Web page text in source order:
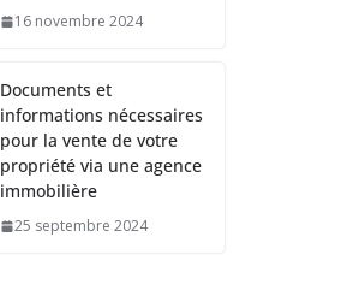
16 novembre 2024
Documents et
informations nécessaires
pour la vente de votre
propriété via une agence
immobilière
25 septembre 2024